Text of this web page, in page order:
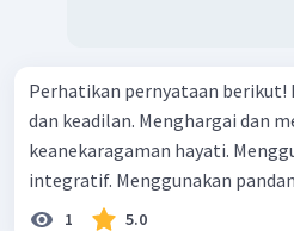
Perhatikan pernyataan berikut! Menjamin pemerataan
dan keadilan. Menghargai dan melestarikan
keanekaragaman hayati. Menggunakan pendekatan
integratif. Menggunakan
1 5.0